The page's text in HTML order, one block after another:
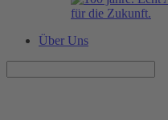
Über Uns